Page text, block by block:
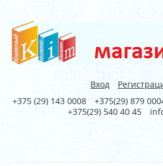
Вход
+375 (29) 143 0008
+375(29) 879
+375(29) 540 40 45